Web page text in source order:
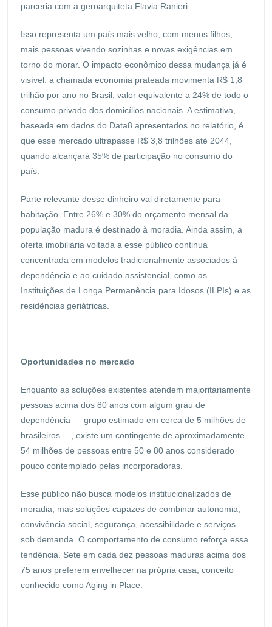
parceria com a geroarquiteta Flavia Ranieri.
Isso representa um país mais velho, com menos filhos,
mais pessoas vivendo sozinhas e novas exigências em
torno do morar. O impacto econômico dessa mudança já é
visível: a chamada economia prateada movimenta R$ 1,8
trilhão por ano no Brasil, valor equivalente a 24% de todo o
consumo privado dos domicílios nacionais. A estimativa,
baseada em dados do Data8 apresentados no relatório, é
que esse mercado ultrapasse R$ 3,8 trilhões até 2044,
quando alcançará 35% de participação no consumo do
país.
Parte relevante desse dinheiro vai diretamente para
habitação. Entre 26% e 30% do orçamento mensal da
população madura é destinado à moradia. Ainda assim, a
oferta imobiliária voltada a esse público continua
concentrada em modelos tradicionalmente associados à
dependência e ao cuidado assistencial, como as
Instituições de Longa Permanência para Idosos (ILPIs) e as
residências geriátricas.
Oportunidades no mercado
Enquanto as soluções existentes atendem majoritariamente
pessoas acima dos 80 anos com algum grau de
dependência — grupo estimado em cerca de 5 milhões de
brasileiros —, existe um contingente de aproximadamente
54 milhões de pessoas entre 50 e 80 anos considerado
pouco contemplado pelas incorporadoras.
Esse público não busca modelos institucionalizados de
moradia, mas soluções capazes de combinar autonomia,
convivência social, segurança, acessibilidade e serviços
sob demanda. O comportamento de consumo reforça essa
tendência. Sete em cada dez pessoas maduras acima dos
75 anos preferem envelhecer na própria casa, conceito
conhecido como Aging in Place.